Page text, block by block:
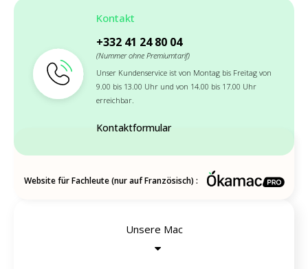
Kontakt
+332 41 24 80 04
(Nummer ohne Premiumtarif)
Unser Kundenservice ist von Montag bis Freitag von
9.00 bis 13.00 Uhr und von 14.00 bis 17.00 Uhr
erreichbar.
Kontaktformular
Website für Fachleute (nur auf Französisch) :
Unsere Mac